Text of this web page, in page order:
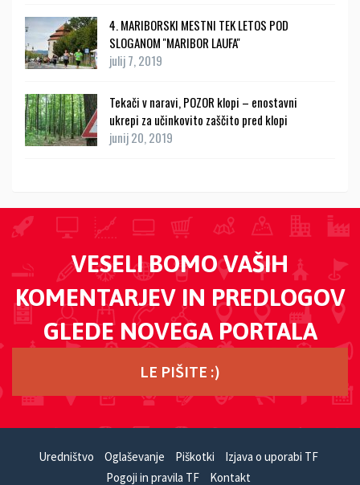
4. MARIBORSKI MESTNI TEK LETOS POD
SLOGANOM ''MARIBOR LAUFA''
julij 7, 2019
Tekači v naravi, POZOR klopi – enostavni
ukrepi za učinkovito zaščito pred klopi
junij 20, 2019
VESELI BOMO VAŠIH
KOMENTARJEV IN PREDLOGOV
GLEDE NOVEGA PORTALA
LE PIŠITE :)
Uredništvo Oglaševanje Piškotki
Izjava o uporabi TF
Pogoji in pravila TF
Kontakt